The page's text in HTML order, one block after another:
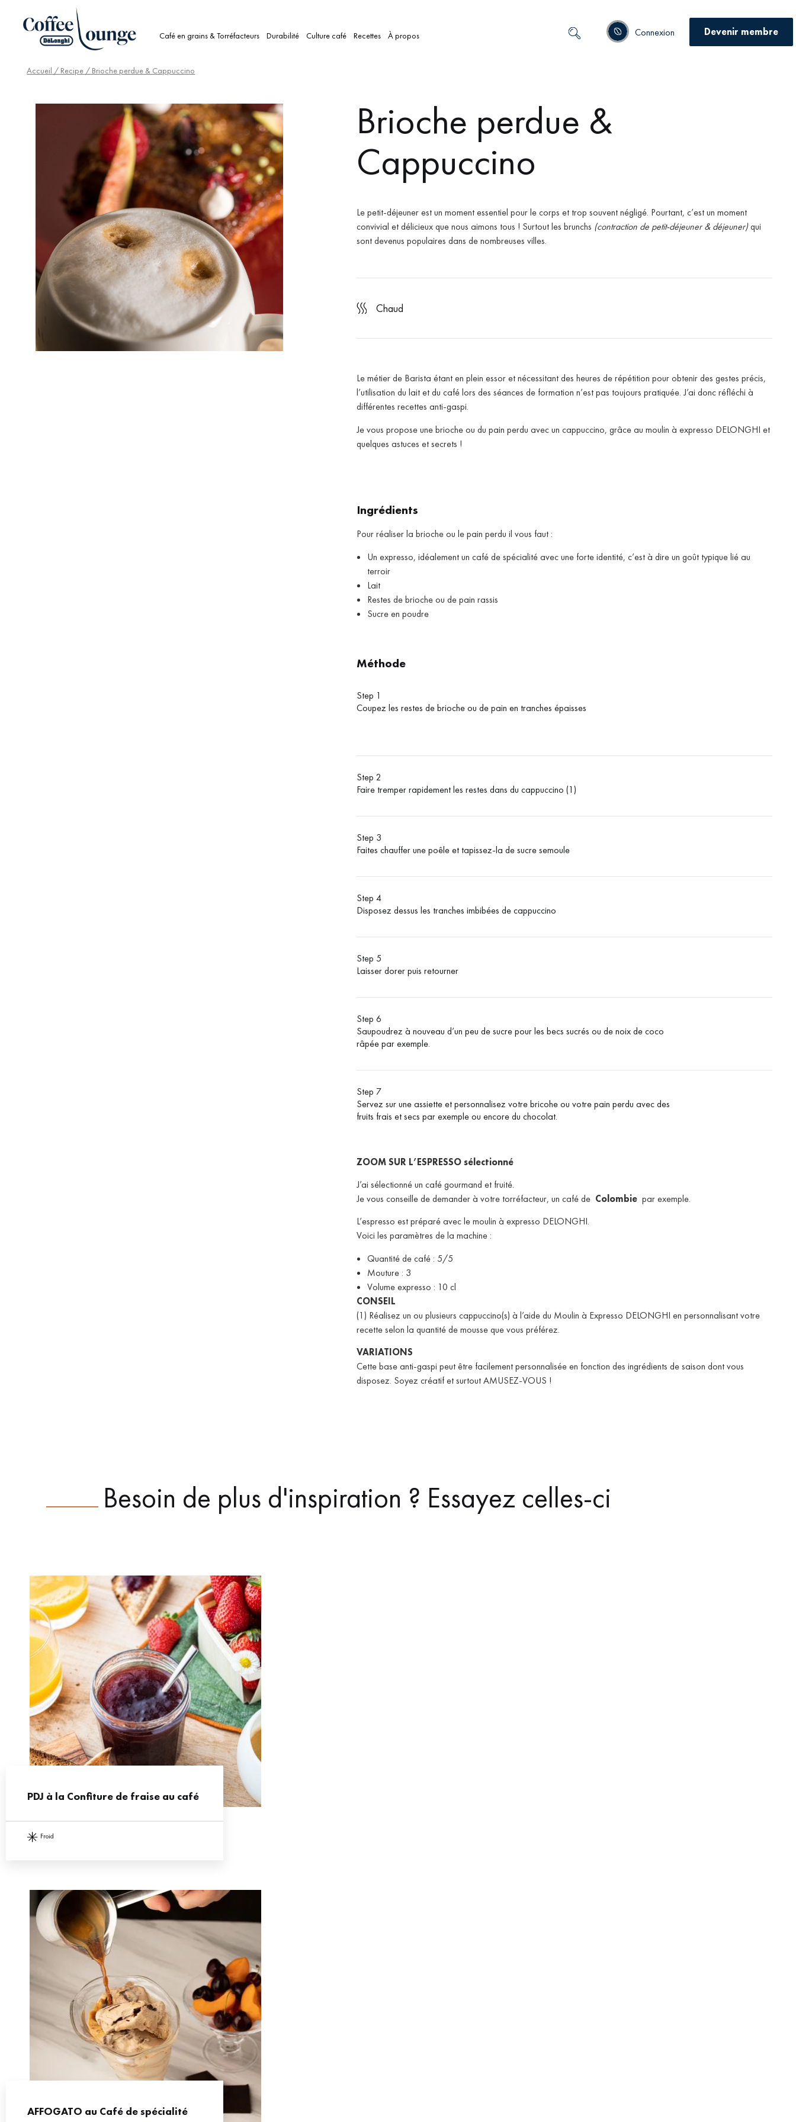
Café en grains & Torréfacteurs Durabilité Culture café Recettes À propos Connexion Devenir membre
Accueil / Recipe / Brioche perdue & Cappuccino
Brioche perdue &
Cappuccino
Le petit-déjeuner est un moment essentiel pour le corps et trop souvent négligé. Pourtant, c’est un moment
convivial et délicieux que nous aimons tous ! Surtout les brunchs (contraction de petit-déjeuner & déjeuner)qui
sont devenus populaires dans de nombreuses villes.
chaud
Le métier de Barista étant en plein essor et nécessitant des heures de répétition pour obtenir des gestes précis,
l’utilisation du lait et du café lors des séances de formation n’est pas toujours pratiquée.J’ai donc réfléchi à
différentes recettes anti-gaspi.
Je vous propose une brioche ou du pain perdu avec un cappuccino, grâce au moulin à expresso DELONGHI et
quelques astuces et secrets !
Ingrédients
Pour réaliser la brioche ou le pain perdu il vous faut :
Un expresso, idéalement un café de spécialité avec une forte identité, c’est à dire un goût typique lié au
terroir
Lait
Restes de brioche ou de pain rassis
Sucre en poudre
Méthode
Step 1
Coupez les restes de brioche ou de pain en tranches épaisses
Step 2
Faire tremper rapidement les restes dans du cappuccino (1)
Step 3
Faites chauffer une poêle et tapissez-la de sucre semoule
Step 4
Disposez dessus les tranches imbibées de cappuccino
Step 5
Laisser dorer puis retourner
Step 6
Saupoudrez à nouveau d’un peu de sucre pour les becs sucrés ou de noix de coco
râpée par exemple.
Step 7
Servez sur une assiette et personnalisez votre bricohe ou votre pain perdu avec des
fruits frais et secs par exemple ou encore du chocolat.
ZOOM SUR L’ESPRESSO sélectionné
J’ai sélectionné un café gourmand et fruité.
Je vous conseille de demander à votre torréfacteur, un café de Colombie par exemple.
L’espresso est préparé avec le moulin à expresso DELONGHI.
Voici les paramètres de la machine :
Quantité de café : 5/5
Mouture : 3
Volume expresso : 10 cl
CONSEIL
(1) Réalisez un ou plusieurs cappuccino(s) à l’aide du Moulin à Expresso DELONGHI en personnalisant votre
recette selon la quantité de mousse que vous préférez.
VARIATIONS
Cette base anti-gaspi peut être facilement personnalisée en fonction des ingrédients de saison dont vous
disposez. Soyez créatif et surtout AMUSEZ-VOUS !
Besoin de plus d'inspiration ? Essayez celles-ci
PDJ à la Confiture de fraise au café
froid
AFFOGATO au Café de spécialité